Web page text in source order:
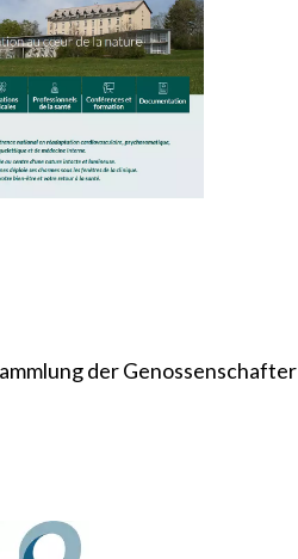
der Genossenschafter